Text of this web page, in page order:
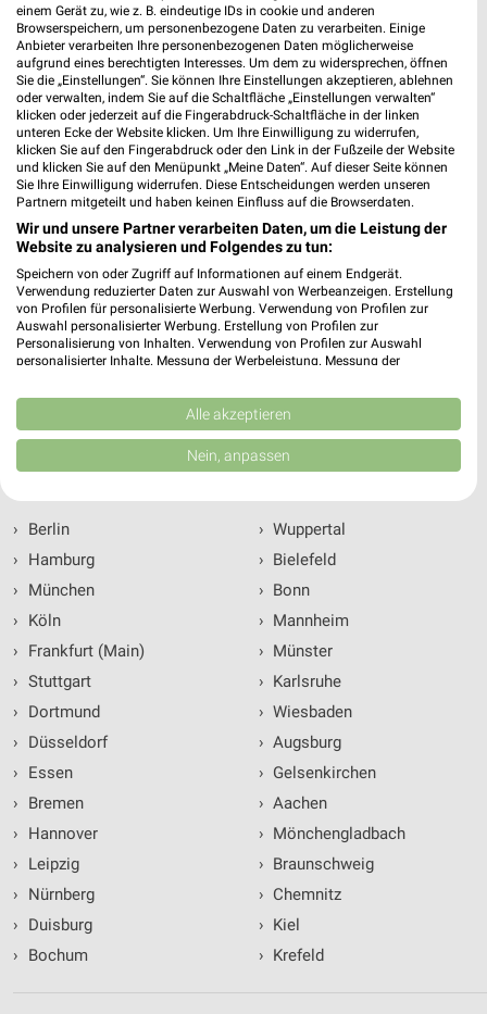
7 km
Premio Tuning Autozubehörkatalog 2026
Gültig 2026
ALLE PROSPEKTE
Prospekte und Angebote von Autoplus
Hier findest Du das aktuelle Prospekt sowie Angebote und
weitere Prospekte von Autoplus. Autoplus bietet Dir unter
anderem Prospekte rund um das Thema Auto & Motorrad. Mit
weekli hast Du alle Angebote und Schnäppchen von Autoplus
Schnäppchen finden und Geld sparen.
Top Städte
›
Berlin
›
Hamburg
›
München
›
Köln
›
Frankfurt (Main)
› Stuttgart
›
Dortmund
›
Düsseldorf
›
Essen
›
Bremen
›
Hannover
›
Leipzig
›
Nürnberg
›
Duisburg
›
Bochum
› Wuppertal
› Bielefeld
› Bonn
› Mannheim
› Münster
› Karlsruhe
› Wiesbaden
› Augsburg
› Gelsenkirchen
› Aachen
› Mönchengladbach
› Braunschweig
› Chemnitz
› Kiel
› Krefeld
einem Gerät zu, wie z. B. eindeutige IDs in cookie und anderen
Browserspeichern, um personenbezogene Daten zu verarbeiten. Einige
Anbieter verarbeiten Ihre personenbezogenen Daten möglicherweise
aufgrund eines berechtigten Interesses. Um dem zu widersprechen, öffnen
Sie die „Einstellungen“. Sie können Ihre Einstellungen akzeptieren, ablehnen
oder verwalten, indem Sie auf die Schaltfläche „Einstellungen verwalten“
klicken oder jederzeit auf die Fingerabdruck-Schaltfläche in der linken
unteren Ecke der Website klicken. Um Ihre Einwilligung zu widerrufen,
klicken Sie auf den Fingerabdruck oder den Link in der Fußzeile der Website
und klicken Sie auf den Menüpunkt „Meine Daten“. Auf dieser Seite können
Sie Ihre Einwilligung widerrufen. Diese Entscheidungen werden unseren
Partnern mitgeteilt und haben keinen Einfluss auf die Browserdaten.
Wir und unsere Partner verarbeiten Daten, um die Leistung der
Website zu analysieren und Folgendes zu tun:
Speichern von oder Zugriff auf Informationen auf einem Endgerät.
Verwendung reduzierter Daten zur Auswahl von Werbeanzeigen. Erstellung
von Profilen für personalisierte Werbung. Verwendung von Profilen zur
Auswahl personalisierter Werbung. Erstellung von Profilen zur
Personalisierung von Inhalten. Verwendung von Profilen zur Auswahl
personalisierter Inhalte. Messung der Werbeleistung. Messung der
Kombinationen von Daten aus verschiedenen Quellen. Entwicklung und
Verbesserung der Angebote. Verwendung reduzierter Daten zur Auswahl
von Inhalten.
Daten können außerhalb der Europäischen Union weitergegeben und in die
Website/App.
Partnerliste anzeigen (1 IAB-Anbieter)
Wir nutzen Ihre Daten für folgende Zwecke:
IAB-Verarbeitungszwecke:
Speichern von oder Zugriff auf Informationen
auf einem Endgerät
Verwendung reduzierter Daten zur Auswahl von
Werbeanzeigen
Erstellung von Profilen für personalisierte
Werbung
Verwendung von Profilen zur Auswahl
personalisierter Werbung
Erstellung von Profilen zur Personalisierung
von Inhalten
Verwendung von Profilen zur Auswahl
personalisierter Inhalte
Alle akzeptieren
Nein, anpassen